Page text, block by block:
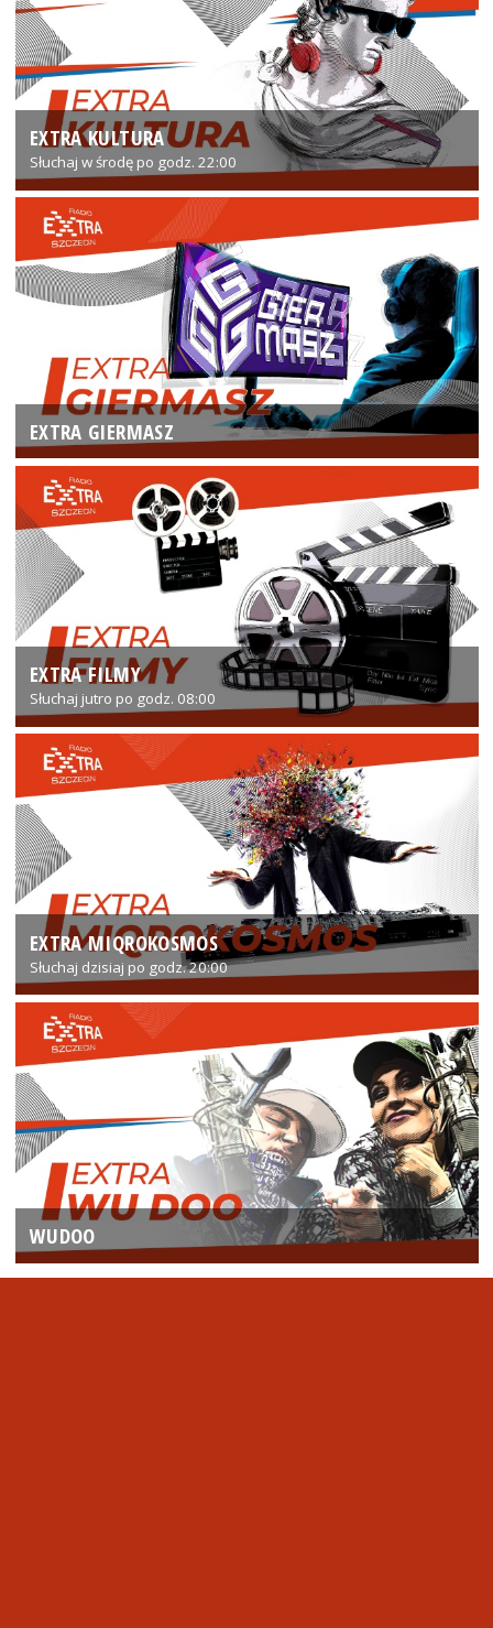
EXTRA KULTURA
Słuchaj w środę po godz. 22:00
EXTRA GIERMASZ
EXTRA FILMY
Słuchaj jutro po godz. 08:00
EXTRA MIQROKOSMOS
Słuchaj dzisiaj po godz. 20:00
WUDOO